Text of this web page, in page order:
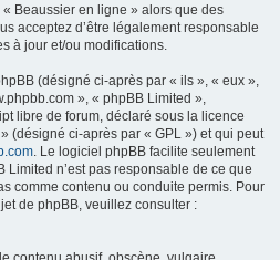
Beaussier en ligne » alors que des
acceptez d’être légalement responsable
à jour et/ou modifications.
(désigné ci-après par « ils », « eux »,
», « phpBB Limited »,
libre de forum, déclaré sous la licence
» (désigné ci-après par « GPL ») et qui peut
. Le logiciel phpBB facilite seulement
Limited n’est pas responsable de ce que
comme contenu ou conduite permis. Pour
de phpBB, veuillez consulter :